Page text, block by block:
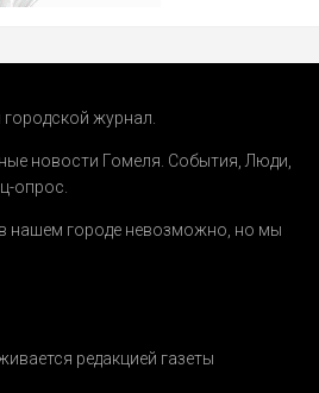
городской журнал.
новости Гомеля. События Люди
опрос
в нашем городе невозможно, но мы
редакцией газеты